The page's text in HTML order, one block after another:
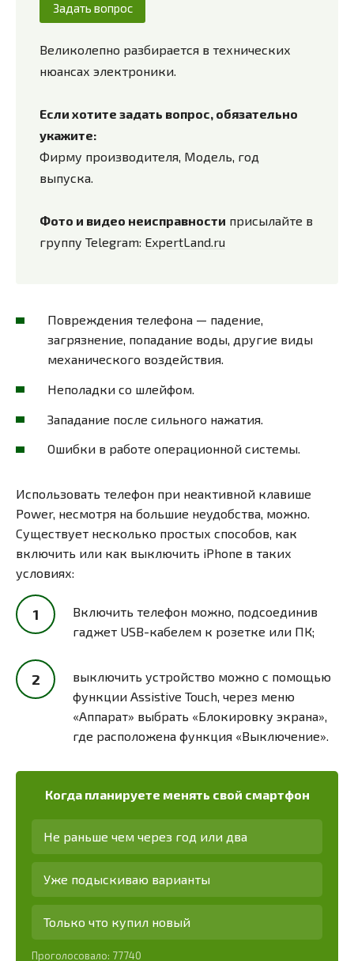
Задать вопрос
Великолепно разбирается в технических
нюансах электроники.
Если хотите задать вопрос, обязательно
укажите:
Фирму производителя, Модель, год
выпуска.
Фото и видео неисправности присылайте в
группу Telegram: ExpertLand.ru
Повреждения телефона — падение,
загрязнение, попадание воды, другие виды
механического воздействия.
Неполадки со шлейфом.
Западание после сильного нажатия.
Ошибки в работе операционной системы.
Использовать телефон при неактивной клавише
Power, несмотря на большие неудобства, можно.
Существует несколько простых способов, как
включить или как выключить iPhone в таких
условиях:
Включить телефон можно, подсоединив
гаджет USB-кабелем к розетке или ПК;
выключить устройство можно с помощью
функции Assistive Touch, через меню
«Аппарат» выбрать «Блокировку экрана»,
где расположена функция «Выключение».
Когда планируете менять свой смартфон
Не раньше чем через год или два
Уже подыскиваю варианты
Только что купил новый
Проголосовало: 77740